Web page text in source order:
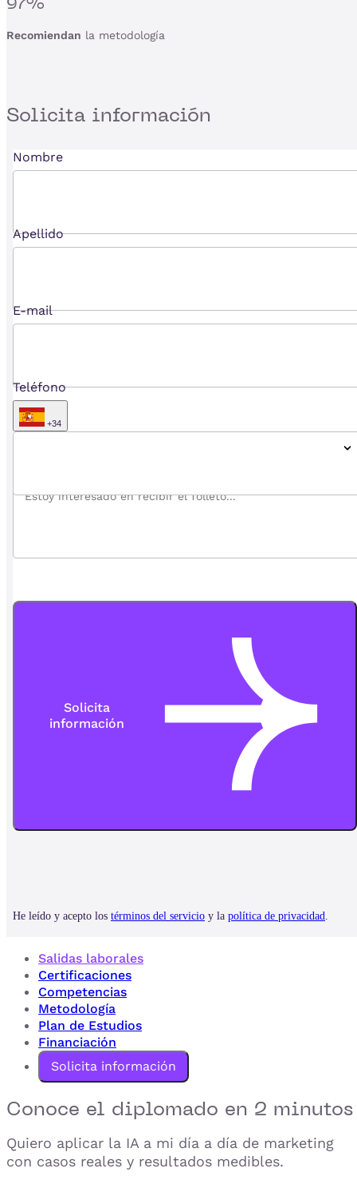
Recomiendan la metodología
Solicita información
Salidas laborales
Certificaciones
Competencias
Metodología
Plan de Estudios
Financiación
Solicita información
Conoce el diplomado en 2 minutos
Quiero aplicar la IA a mi día a día de marketing
con casos reales y resultados medibles.